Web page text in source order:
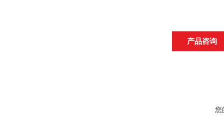
产品咨询
您